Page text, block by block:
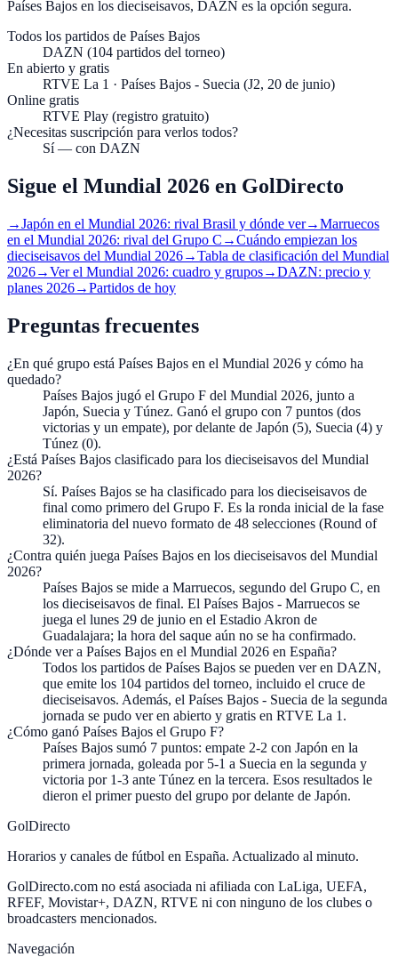
Países Bajos en los dieciseisavos, DAZN es la opción segura.
Todos los partidos de Países Bajos
DAZN (104 partidos del torneo)
En abierto y gratis
RTVE La 1 · Países Bajos - Suecia (J2, 20 de junio)
Online gratis
RTVE Play (registro gratuito)
¿Necesitas suscripción para verlos todos?
Sí — con DAZN
Sigue el Mundial 2026 en GolDirecto
→Japón en el Mundial 2026: rival Brasil y dónde ver→Marruecos
en el Mundial 2026: rival del Grupo C →Cuándo empiezan los
dieciseisavos del Mundial 2026→Tabla de clasificación del Mundial
2026→Ver el Mundial 2026: cuadro y grupos→DAZN: precio y
planes 2026→Partidos de hoy
Preguntas frecuentes
¿En qué grupo está Países Bajos en el Mundial 2026 y cómo ha
quedado?
Países Bajos jugó el Grupo F del Mundial 2026, junto a
Japón, Suecia y Túnez. Ganó el grupo con 7 puntos (dos
victorias y un empate), por delante de Japón (5), Suecia (4) y
Túnez (0).
¿Está Países Bajos clasificado para los dieciseisavos del Mundial
2026?
Sí. Países Bajos se ha clasificado para los dieciseisavos de
final como primero del Grupo F. Es la ronda inicial de la fase
eliminatoria del nuevo formato de 48 selecciones (Round of
32).
¿Contra quién juega Países Bajos en los dieciseisavos del Mundial
2026?
Países Bajos se mide a Marruecos, segundo del Grupo C, en
los dieciseisavos de final. El Países Bajos - Marruecos se
juega el lunes 29 de junio en el Estadio Akron de
Guadalajara; la hora del saque aún no se ha confirmado.
¿Dónde ver a Países Bajos en el Mundial 2026 en España?
Todos los partidos de Países Bajos se pueden ver en DAZN,
que emite los 104 partidos del torneo, incluido el cruce de
dieciseisavos. Además, el Países Bajos - Suecia de la segunda
jornada se pudo ver en abierto y gratis en RTVE La 1.
¿Cómo ganó Países Bajos el Grupo F?
Países Bajos sumó 7 puntos: empate 2-2 con Japón en la
primera jornada, goleada por 5-1 a Suecia en la segunda y
victoria por 1-3 ante Túnez en la tercera. Esos resultados le
dieron el primer puesto del grupo por delante de Japón.
GolDirecto
Horarios y canales de fútbol en España. Actualizado al minuto.
GolDirecto.com no está asociada ni afiliada con LaLiga, UEFA,
RFEF, Movistar+, DAZN, RTVE ni con ninguno de los clubes o
broadcasters mencionados.
Navegación